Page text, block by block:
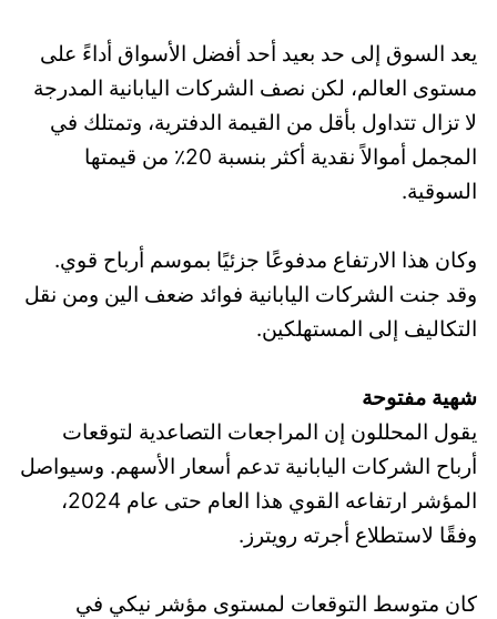
يعد السوق إلى حد بعيد أحد أفضل الأسواق أداءً على
مستوى العالم، لكن نصف الشركات اليابانية المدرجة
لا تزال تتداول بأقل من القيمة الدفترية، وتمتلك في
المجمل أموالاً نقدية أكثر بنسبة 20٪ من قيمتها
السوقية.
وكان هذا الارتفاع مدفوعًا جزئيًا بموسم أرباح قوي.
وقد جنت الشركات اليابانية فوائد ضعف الين ومن نقل
التكاليف إلى المستهلكين.
شهية مفتوحة
يقول المحللون إن المراجعات التصاعدية لتوقعات
أرباح الشركات اليابانية تدعم أسعار الأسهم. وسيواصل
المؤشر ارتفاعه القوي هذا العام حتى عام 2024،
وفقًا لاستطلاع أجرته رويترز.
كان متوسط ​​التوقعات لمستوى مؤشر نيكي في